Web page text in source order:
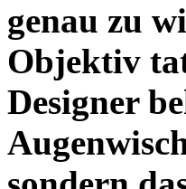
genau zu
Objektiv
Designer